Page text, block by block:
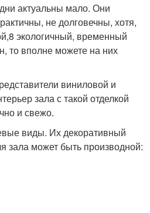
актуальны мало. Они
не долговечны, хотя,
экологичный, временный
то вполне можете на них
виниловой и
зала с такой отделкой
и свежо.
виды. Их декоративный
зала может быть производной: